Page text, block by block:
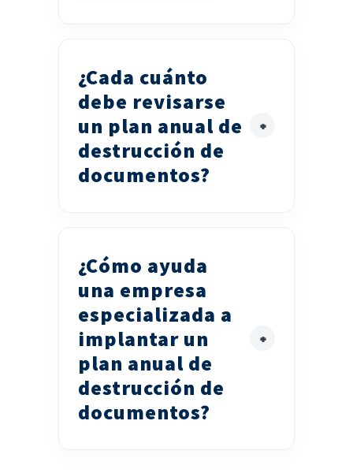
¿Cada cuánto
debe revisarse
un plan anual de
destrucción de
documentos?
¿Cómo ayuda
una empresa
especializada a
implantar un
plan anual de
destrucción de
documentos?